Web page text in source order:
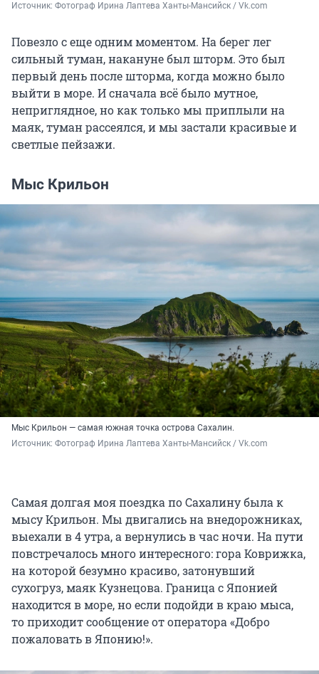
Источник: Фотограф Ирина Лаптева Ханты-Мансийск / Vk.com
Повезло с еще одним моментом. На берег лег
сильный туман, накануне был шторм. Это был
первый день после шторма, когда можно было
выйти в море. И сначала всё было мутное,
неприглядное, но как только мы приплыли на
маяк, туман рассеялся, и мы застали красивые и
светлые пейзажи.
Мыс Крильон
Мыс Крильон — самая южная точка острова Сахалин.
Источник: Фотограф Ирина Лаптева Ханты-Мансийск / Vk.com
Самая долгая моя поездка по Сахалину была к
мысу Крильон. Мы двигались на внедорожниках,
выехали в 4 утра, а вернулись в час ночи. На пути
повстречалось много интересного: гора Коврижка,
на которой безумно красиво, затонувший
сухогруз, маяк Кузнецова. Граница с Японией
находится в море, но если подойди в краю мыса,
то приходит сообщение от оператора «Добро
пожаловать в Японию!».